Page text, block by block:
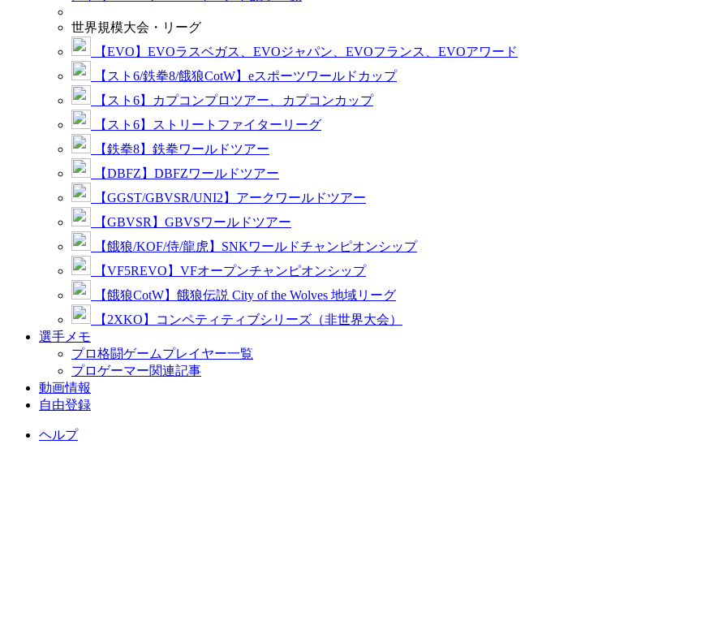
世界規模大会・リーグ
【EVO】EVOラスベガス、EVOジャパン、EVOフランス、EVOアワード
【スト6/鉄拳8/餓狼CotW】eスポーツワールドカップ
【スト6】カプコンプロツアー、カプコンカップ
【スト6】ストリートファイターリーグ
【鉄拳8】鉄拳ワールドツアー
【DBFZ】DBFZワールドツアー
【GGST/GBVSR/UNI2】アークワールドツアー
【GBVSR】GBVSワールドツアー
【餓狼/KOF/侍/龍虎】SNKワールドチャンピオンシップ
【VF5REVO】VFオープンチャンピオンシップ
【餓狼CotW】餓狼伝説 City of the Wolves 地域リーグ
【2XKO】コンペティティブシリーズ（非世界大会）
選手メモ
プロ格闘ゲームプレイヤー一覧
プロゲーマー関連記事
動画情報
自由登録
ヘルプ